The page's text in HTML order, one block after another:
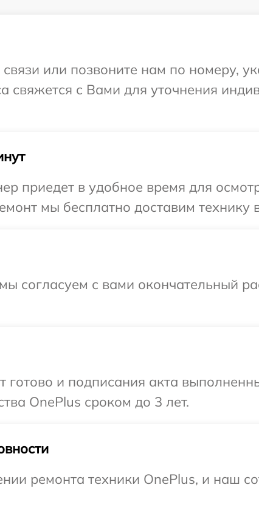
или позвоните нам по номеру,
свяжется с Вами для уточнения
приедет в удобное время для
мы бесплатно доставим технику
согласуем с вами окончательный
готово и подписания акта
OnePlus сроком до 3 лет.
ремонта техники OnePlus, и наш